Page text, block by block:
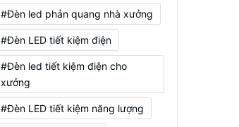
#Đèn led phản quang nhà xưởng
#Đèn LED tiết kiệm điện
#Đèn led tiết kiệm điện cho
xưởng
#Đèn LED tiết kiệm năng lượng